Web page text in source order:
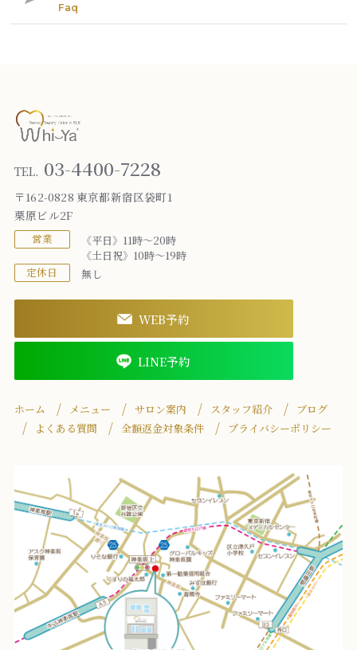
Faq
TEL. 03-4400-7228
〒162-0828 東京都新宿区袋町1
栗原ビル2F
営業
《平日》11時～20時
《土日祝》10時～19時
定休日 無し
WEB予約
LINE予約
ホーム メニュー サロン案内 スタッフ紹介
ブログ
よくある質問
全額返金対象条件 プライバシーポリシー